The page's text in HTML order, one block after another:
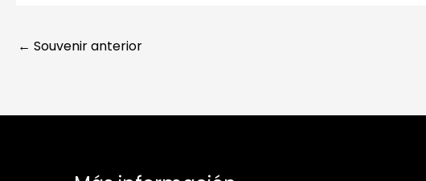
← Souvenir anterior